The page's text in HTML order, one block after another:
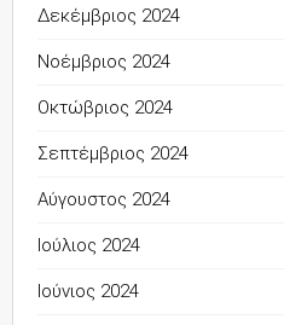
Δεκέμβριος 2024
Νοέμβριος 2024
Οκτώβριος 2024
Σεπτέμβριος 2024
Αύγουστος 2024
Ιούλιος 2024
Ιούνιος 2024